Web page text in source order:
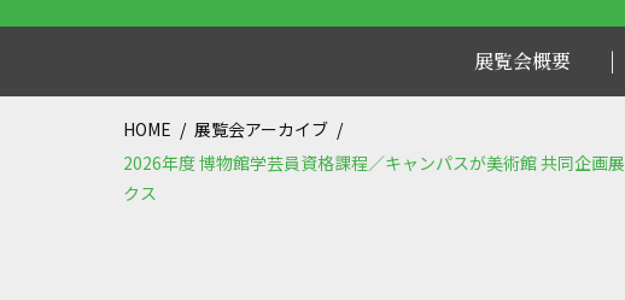
展覧会概要
HOME
展覧会アーカイブ
2026年度 博物館学芸員資格課程／キャンパスが美術館 共同企
クス